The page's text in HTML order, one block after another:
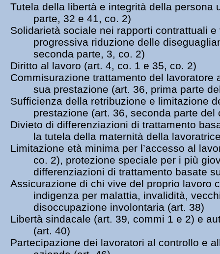
Tutela della libertà e integrità della persona
parte, 32 e 41, co. 2)
Solidarietà sociale nei rapporti contrattuali e
progressiva riduzione delle
seconda parte, 3, co. 2)
Diritto al lavoro (art. 4, co. 1 e 35, co. 2)
Commisurazione trattamento del lavoratore
sua prestazione (art. 36, prima parte
Sufficienza della retribuzione e limitazione
prestazione (art. 36, seconda parte del
Divieto di differenziazioni di trattamento
la tutela della maternità della
Limitazione età minima per l’accesso al
co. 2), protezione speciale per i più
differenziazioni di trattamento basate
Assicurazione di chi vive del proprio lavoro
indigenza per malattia, invalidità,
disoccupazione involontaria (art. 38)
Libertà sindacale (art. 39, commi 1 e 2) e
(art. 40)
Partecipazione dei lavoratori al controllo e